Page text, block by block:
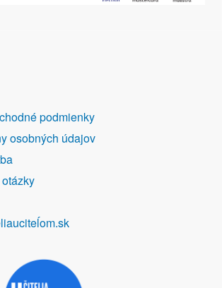
podmienky
osobných údajov